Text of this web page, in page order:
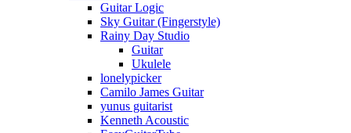
Guitar Logic
Sky Guitar (Fingerstyle)
Rainy Day Studio
Guitar
Ukulele
lonelypicker
Camilo James Guitar
yunus guitarist
Kenneth Acoustic